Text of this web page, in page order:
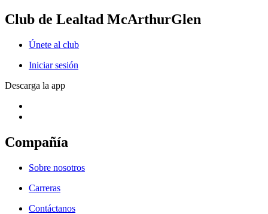
Club de Lealtad McArthurGlen
Únete al club
Iniciar sesión
Descarga la app
Compañía
Sobre nosotros
Carreras
Contáctanos